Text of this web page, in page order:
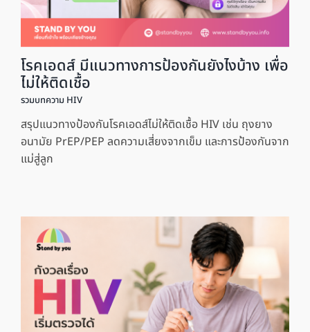
โรคเอดส์ มีแนวทางการป้องกันยังไงบ้าง เพื่อ
ไม่ให้ติดเชื้อ
รวมบทความ HIV
สรุปแนวทางป้องกันโรคเอดส์ไม่ให้ติดเชื้อ HIV เช่น ถุงยาง
อนามัย PrEP/PEP ลดความเสี่ยงจากเข็ม และการป้องกันจาก
แม่สู่ลูก